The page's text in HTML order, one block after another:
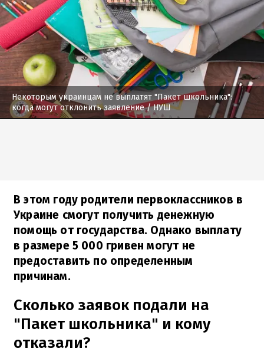
Некоторым украинцам не выплатят "Пакет школьника":
когда могут отклонить заявление/ НУШ
В этом году родители первоклассников в
Украине смогут получить денежную
помощь от государства. Однако выплату
в размере 5 000 гривен могут не
предоставить по определенным
причинам.
Сколько заявок подали на
"Пакет школьника" и кому
отказали?